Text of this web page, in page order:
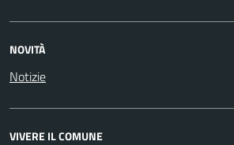
NOVITÀ
Notizie
VIVERE IL COMUNE